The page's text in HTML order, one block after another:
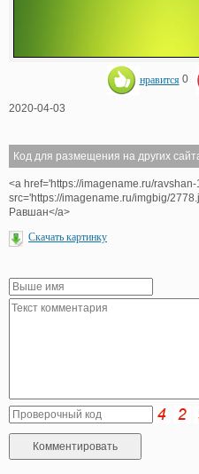
нравится 0
2020-04-03
Код для размещения на других
<a href='https://imagename.ru/
src='https://imagename.ru/imgbig/
Равшан</a>
Скачать картинку